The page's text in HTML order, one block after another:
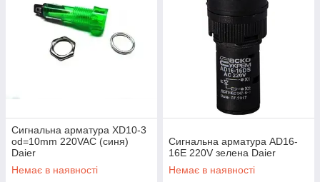
Сигнальна арматура XD10-3
od=10mm 220VAC (синя)
Daier
Немає в наявності
Сигнальна арматура AD16-
16Е 220V зелена Daier
Немає в наявності